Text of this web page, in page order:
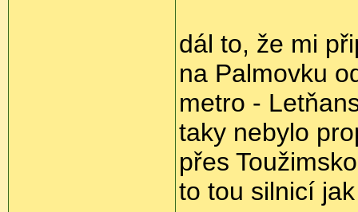
dál to, že mi
na Palmovku
metro -
taky nebylo
přes
to tou silnicí